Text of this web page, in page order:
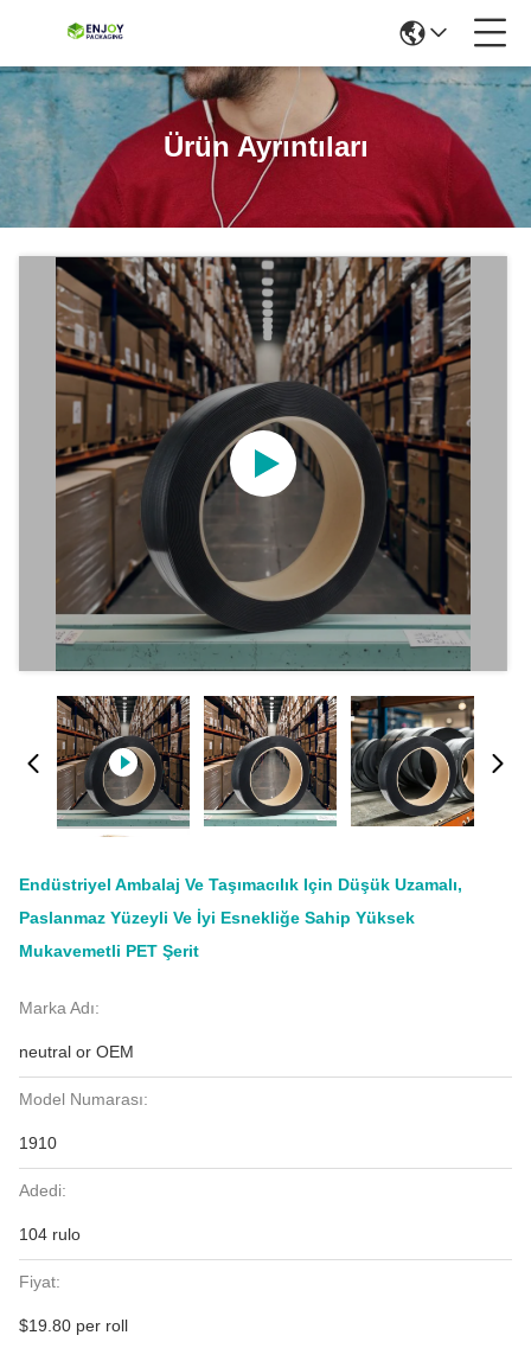
Ürün Ayrıntıları
Endüstriyel Ambalaj Ve Taşımacılık Için Düşük Uzamalı,
Paslanmaz Yüzeyli Ve İyi Esnekliğe Sahip Yüksek
Mukavemetli PET Şerit
Marka Adı:
neutral or OEM
Model Numarası:
1910
Adedi:
104 rulo
Fiyat:
$19.80 per roll